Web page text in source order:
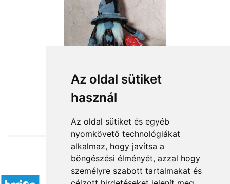
Az oldal sütiket
használ
Az oldal sütiket és egyéb
nyomkövető technológiákat
alkalmaz, hogy javítsa a
böngészési élményét, azzal hogy
személyre szabott tartalmakat és
from HUF18,360
Accepted payment methods